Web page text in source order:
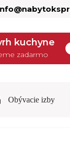
kuchyne
zadarmo
Obývacie izby